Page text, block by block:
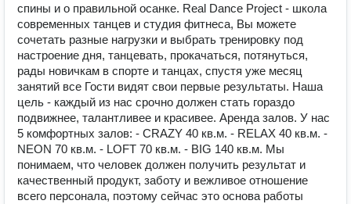
спины и о правильной осанке. Real Dance Project - школа
современных танцев и студия фитнеса, Вы можете
сочетать разные нагрузки и выбрать тренировку под
настроение дня, танцевать, прокачаться, потянуться,
рады новичкам в спорте и танцах, спустя уже месяц
занятий все Гости видят свои первые результаты. Наша
цель - каждый из нас срочно должен стать гораздо
подвижнее, талантливее и красивее. Аренда залов. У нас
5 комфортных залов: - CRAZY 40 кв.м. - RELAX 40 кв.м. -
NEON 70 кв.м. - LOFT 70 кв.м. - BIG 140 кв.м. Мы
понимаем, что человек должен получить результат и
качественный продукт, заботу и вежливое отношение
всего персонала, поэтому сейчас это основа работы